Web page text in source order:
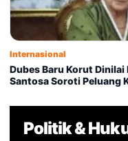
Internasional
Dubes Baru Korut Dinilai
Santosa Soroti Peluang
Politik &